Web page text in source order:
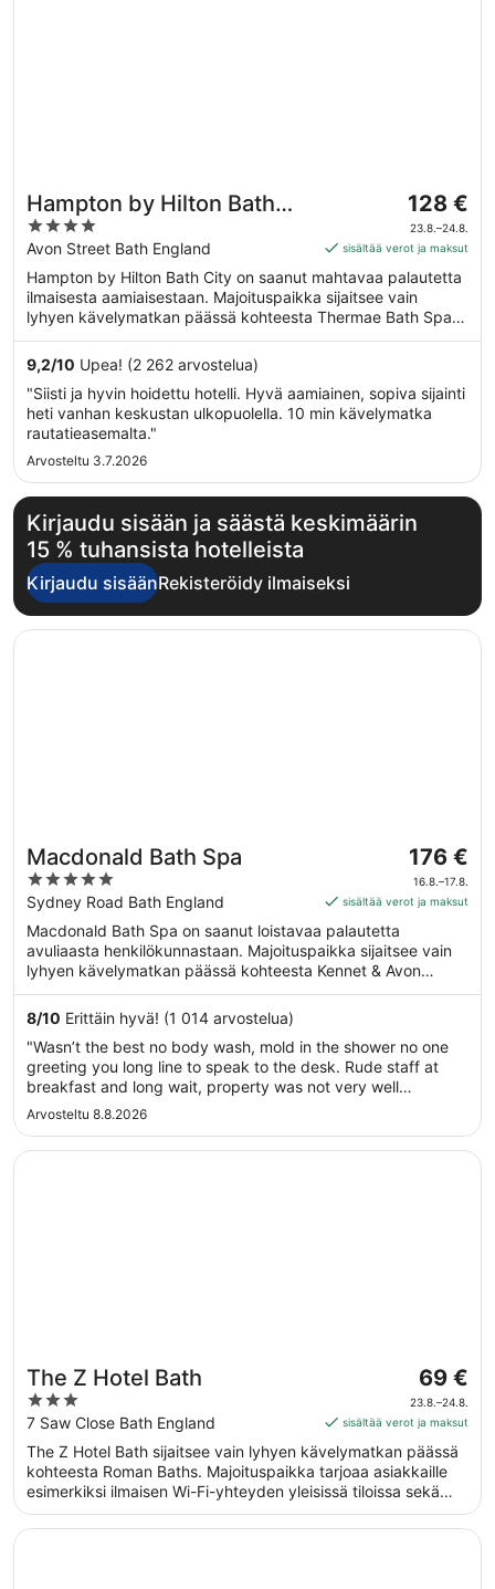
Hampton by Hilton Bath
City
4
out
of
5
Avon Street Bath England
Hinta
on
128 €
per
yö
ajalle
23.8.
128 €
23.8.–24.8.
sisältää verot ja maksut
Hampton by Hilton Bath City on saanut mahtavaa palautetta
ilmaisesta aamiaisestaan. Majoituspaikka sijaitsee vain
lyhyen kävelymatkan päässä kohteesta Thermae Bath Spa.
Majoituspaikka tarjoaa asiakkaille esimerkiksi ilmaisen Wi-Fi-
yhteyden yleisissä tiloissa sekä ravintolan ja ympäri
vuorokauden auki olevan kuntokeskuksen.
9,2/10 Upea! (2 262 arvostelua)
"Siisti ja hyvin hoidettu hotelli. Hyvä aamiainen, sopiva sijainti
heti vanhan keskustan ulkopuolella. 10 min kävelymatka
rautatieasemalta."
Arvosteltu 3.7.2026
Kirjaudu sisään ja säästä keskimäärin
15 % tuhansista hotelleista
Kirjaudu sisäänRekisteröidy ilmaiseksi
Macdonald Bath Spa
5
out
of
5
Sydney Road Bath England
Hinta
on
176 €
ajalle
176 €
16.8.–17.8.
sisältää verot ja maksut
Macdonald Bath Spa on saanut loistavaa palautetta
avuliaasta henkilökunnastaan. Majoituspaikka sijaitsee vain
lyhyen kävelymatkan päässä kohteesta Kennet & Avon
Canal. Majoituspaikka tarjoaa asiakkaille esimerkiksi ilmaisen
Wi-Fi-yhteyden yleisissä tiloissa sekä 3 baaria ja täyden
palvelun kylpylän. Tämän majoituspaikan tarjoamiin
lemmikkipalveluihin kuuluu ruoka- ja vesikulhot.
8/10 Erittäin hyvä! (1 014 arvostelua)
"Wasn’t the best no body wash, mold in the shower no one
greeting you long line to speak to the desk. Rude staff at
breakfast and long wait, property was not very well
maintained"
Arvosteltu 8.8.2026
Avautuu uuteen ikkunaan
Macdonald Bath Spa
The Z Hotel Bath
3
out
of
5
7 Saw Close Bath England
Hinta
on
69 €
per
yö
ajalle
viiva
69 €
23.8.–24.8.
sisältää verot ja maksut
The Z Hotel Bath sijaitsee vain lyhyen kävelymatkan päässä
kohteesta Roman Baths. Majoituspaikka tarjoaa asiakkaille
esimerkiksi ilmaisen Wi-Fi-yhteyden yleisissä tiloissa sekä
baarin ja kahvilan.
Avautuu uuteen ikkunaan
The Z Hotel Bath
Avautuu uuteen ikkunaan
Doubletree by Hilton Bath